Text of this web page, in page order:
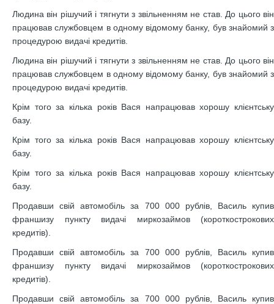
Людина він рішучий і тягнути з звільненням не став. До цього він
працював службовцем в одному відомому банку, був знайомий з
процедурою видачі кредитів.
Людина він рішучий і тягнути з звільненням не став. До цього він
працював службовцем в одному відомому банку, був знайомий з
процедурою видачі кредитів.
Крім того за кілька років Вася напрацював хорошу клієнтську
базу.
Крім того за кілька років Вася напрацював хорошу клієнтську
базу.
Крім того за кілька років Вася напрацював хорошу клієнтську
базу.
Продавши свій автомобіль за 700 000 рублів, Василь купив
франшизу пункту видачі миркозаймов (короткострокових
кредитів).
Продавши свій автомобіль за 700 000 рублів, Василь купив
франшизу пункту видачі миркозаймов (короткострокових
кредитів).
Продавши свій автомобіль за 700 000 рублів, Василь купив